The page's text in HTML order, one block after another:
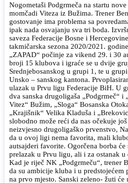
Nogometaši Podgrmeča na startu
momčadi Viteza iz Bužima. Trener
gostovanje ima problema sa
ipak nada osvajanju sva tri boda.
saveza Federacije Bosne i
takmičarska sezona 2020/2021.
„ZAPAD“ počinje za vikend 29. i 30
broji 15 klubova i igraće se u dvije
Srednjebosanskog u grupi 1, te u
Unsko – sanskog kantona.
ulazak u Prvu ligu Federacije BiH. U
dva sanska drugoligaša „Podgrmeč“ i
Vitez“ Bužim, „Sloga“ Bosanska
„Krajišnik“ Velika Kladuša i
slobodno može reći da nas očekuje
neizvjesno drugoligaško prvenstvo,
da u ovoj ligi nema favorita, mali
autsajderi favorite. Ogorčena borba
prelazak u Prvu ligu, ali i za ostanak
Kad je riječ NK „Podgrmeču“, trener
da su ambicije kluba i u predstojećem
na prvo mjesto. Sanski zeleno- žuti će